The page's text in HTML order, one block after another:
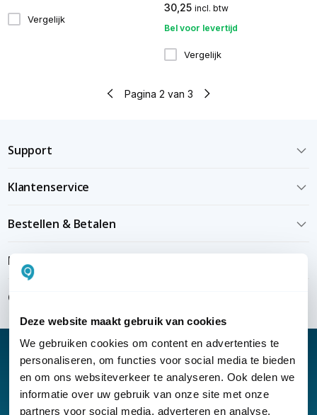
Deze website maakt gebruik van cookies
We gebruiken cookies om content en advertenties te
personaliseren, om functies voor social media te bieden
en om ons websiteverkeer te analyseren. Ook delen we
informatie over uw gebruik van onze site met onze
partners voor social media, adverteren en analyse.
Vergelijk
30,25 incl. btw
Bel voor levertijd
Vergelijk
Pagina 2 van 3
Support
Klantenservice
Bestellen & Betalen
Bezorgen & installeren
Over KommaGo
Nieuwsbrief